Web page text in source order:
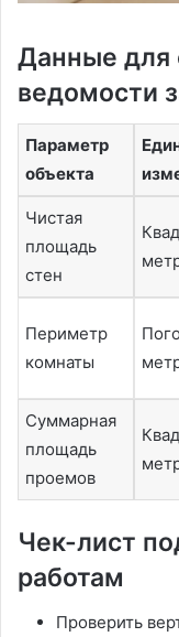
Данные для
ведомости
Параметр
объекта
Чистая
площадь
стен
Периметр
комнаты
Суммарная
площадь
проемов
Чек-лист
работам
Проверить